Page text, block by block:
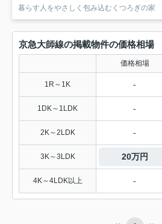
暮らす人をやさしく包み込むくつろぎの家
京急大師線の掲載物件の価格相場
価格相場
1R～1K -
1DK～1LDK -
2K～2LDK -
3K～3LDK 20万円
4K～4LDK以上 -